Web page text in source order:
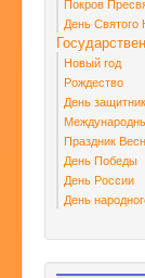
Покров
День Святого
Новый год
Рождество
День
Праздник
День Победы
День России
День